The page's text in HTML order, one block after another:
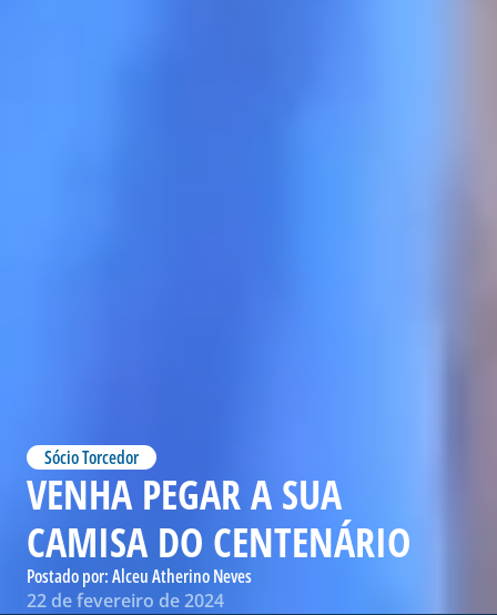
Sócio Torcedor
VENHA PEGAR A SUA
CAMISA DO CENTENÁRIO
Postado por:Alceu Atherino Neves
22 de fevereiro de 2024